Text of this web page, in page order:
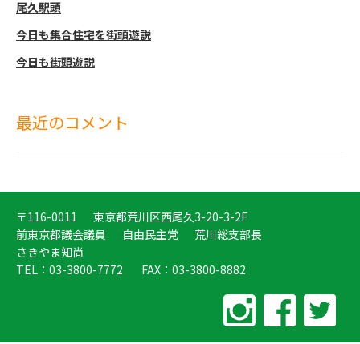
尾久駅頭
今日も集合住宅を街頭遊説
今日も街頭遊説
最近のコメント
〒116-0011
東京都荒川区西尾久3-20-3-2F
前東京都議会議員
自由民主党
荒川総支部長
さきやま知尚
TEL：03-3800-7772
FAX：03-3800-8882